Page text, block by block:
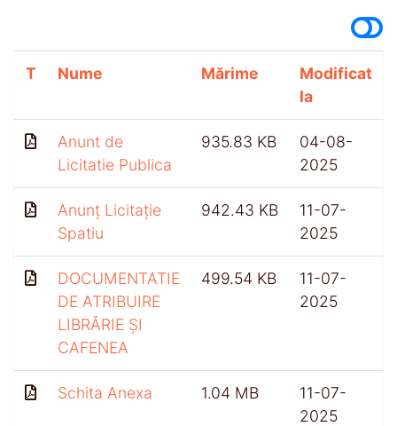
T Nume Mărime
Modificat
la
Anunt de
Licitatie Publica
935.83 KB
04-08-
2025
Anunț Licitație
Spatiu
942.43 KB
11-07-
2025
DOCUMENTATIE
DE ATRIBUIRE
LIBRĂRIE ȘI
CAFENEA
499.54 KB
11-07-
2025
Schita Anexa 1.04 MB
11-07-
2025